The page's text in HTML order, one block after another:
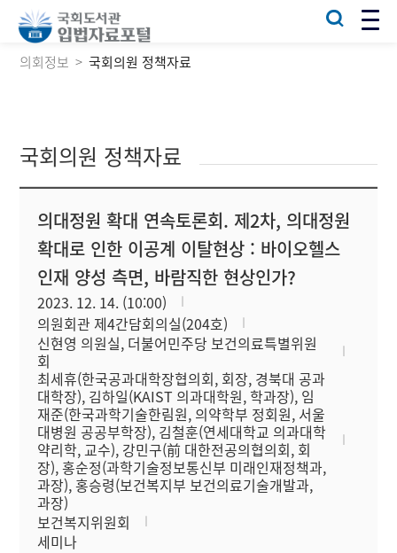
의회정보 국회의원 정책자료
국회의원 정책자료
의대정원 확대 연속토론회. 제2차, 의대정원
확대로 인한 이공계 이탈현상 : 바이오헬스
인재 양성 측면, 바람직한 현상인가?
2023. 12. 14. (10:00)
의원회관 제4간담회의실(204호)
신현영 의원실, 더불어민주당 보건의료특별위원
회
최세휴(한국공과대학장협의회, 회장, 경북대 공과
대학장), 김하일(KAIST 의과대학원, 학과장), 임
재준(한국과학기술한림원, 의약학부 정회원, 서울
대병원 공공부학장), 김철훈(연세대학교 의과대학
약리학, 교수), 강민구(前 대한전공의협의회, 회
장), 홍순정(과학기술정보통신부 미래인재정책과,
과장), 홍승령(보건복지부 보건의료기술개발과,
과장)
보건복지위원회
세미나